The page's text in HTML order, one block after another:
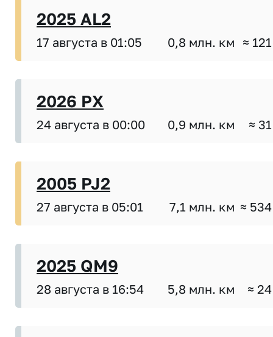
2025 AL2
17 августа в 01:05 0,8 млн. км ≈
2026 PX
24 августа в 00:00 0,9 млн. км ≈
2005 PJ2
27 августа в 05:01 7,1 млн. км ≈
2025 QM9
28 августа в 16:54 5,8 млн. км ≈